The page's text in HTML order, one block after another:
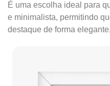
É uma escolha ideal para
e minimalista, permitindo
destaque de forma